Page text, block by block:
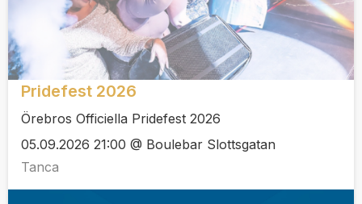
Pridefest 2026
Örebros Officiella Pridefest 2026
05.09.2026 21:00 @ Boulebar Slottsgatan
Tanca